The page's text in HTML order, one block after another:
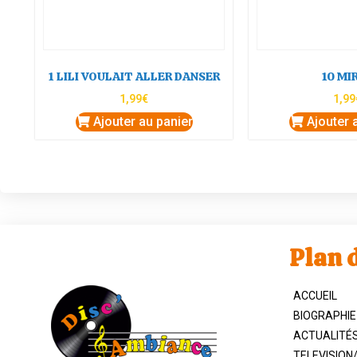
1 LILI VOULAIT ALLER DANSER
1,99€
Ajouter au panier
10
1,99
Ajouter
Plan
ACCUEIL
BIOGRAPHIE